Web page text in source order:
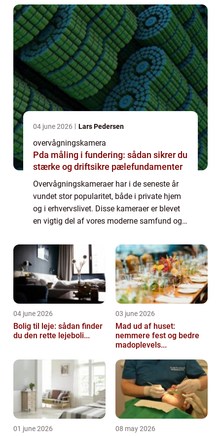
04 june 2026 Lars Pedersen
overvågningskamera
Pda måling i fundering: sådan sikrer du
stærke og driftsikre pælefundamenter
Overvågningskameraer har i de seneste år
vundet stor popularitet, både i private hjem
og i erhvervslivet. Disse kameraer er blevet
en vigtig del af vores moderne samfund og
tryghed og sikkerhed i hverdagen....
04 june 2026
Bolig til leje: sådan finder
du den rette lejeboli...
03 june 2026
Mad ud af huset:
nemmere fest og bedre
madoplevels...
01 june 2026 08 may 2026